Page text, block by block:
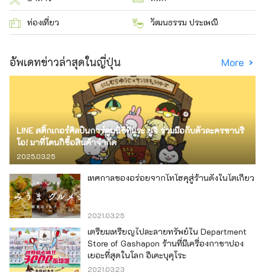
ท่องเที่ยว วัฒนธรรม ประเพณี
อัพเดทข่าวล่าสุดในญี่ปุ่น More
LINE สติ๊กเกอร์ศิลปินการ์ตูนนิชิทีมูระ ยูจิ ร่วมมือกับตัวละครซานริ
โอ! มาที่โดนกิซื้อสินค้าจำกัด
2025.03.25
เทศกาลของอร่อยจากโทโฮคุสู่ร้านดังในโตเกียว
2021.03.25
เตรียมเหรียญไปละลายทรัพย์ใน Department
Store of Gashapon ร้านที่มีเครื่องกาชาปอง
เยอะที่สุดในโลก อิเคะบุคุโระ
2021.03.23